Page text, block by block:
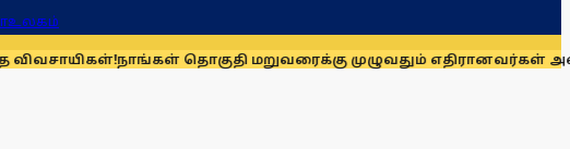
உலகம்
நாங்கள் தொகுதி மறுவரைக்கு முழுவதும் எதிரானவர்கள் அல்லர்: